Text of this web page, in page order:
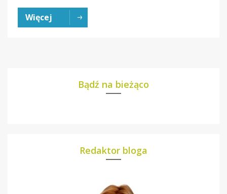
Więcej
Bądź na bieżąco
Redaktor bloga